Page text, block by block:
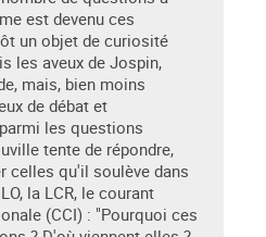
est devenu ces
un objet de curiosité
les aveux de Jospin,
mais, bien moins
de débat et
les questions
tente de répondre,
celles qu'il soulève dans
la LCR, le courant
(CCI) : "Pourquoi ces